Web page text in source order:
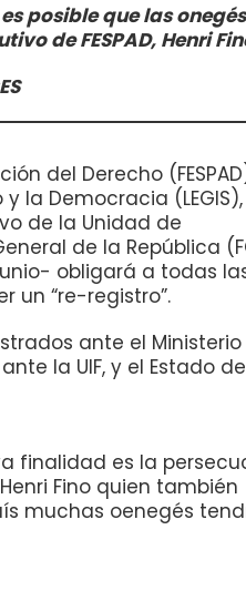
posible que las onegés
de FESPAD, Henri
del Derecho
la Democracia
de la Unidad de
de la República
obligará a todas
un “re-registro”.
ante el
la UIF, y el Estado
finalidad es la
Fino quien también
muchas oenegés